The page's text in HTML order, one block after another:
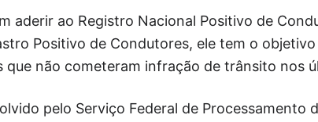
aderir ao Registro Nacional Positivo de
Positivo de Condutores, ele tem o
não cometeram infração de trânsito nos
pelo Serviço Federal de Processamento